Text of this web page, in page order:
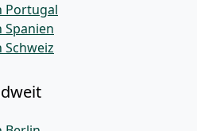
Portugal
Spanien
Schweiz